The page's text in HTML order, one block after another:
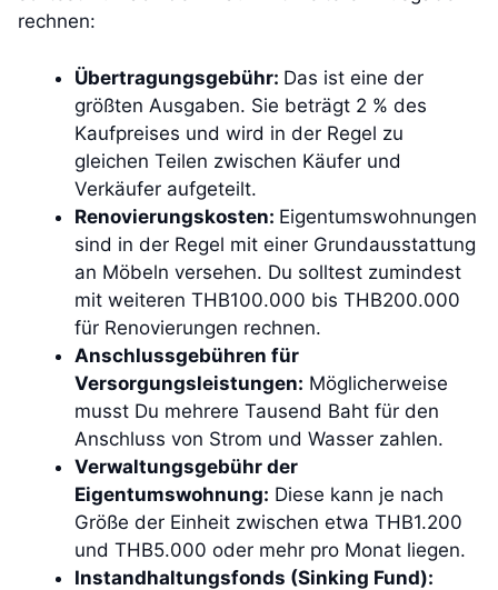
rechnen:
Übertragungsgebühr: Das ist eine der
größten Ausgaben. Sie beträgt 2 % des
Kaufpreises und wird in der Regel zu
gleichen Teilen zwischen Käufer und
Verkäufer aufgeteilt.
Renovierungskosten: Eigentumswohnungen
sind in der Regel mit einer Grundausstattung
an Möbeln versehen. Du solltest zumindest
mit weiteren THB100.000 bis THB200.000
für Renovierungen rechnen.
Anschlussgebühren für
Versorgungsleistungen: Möglicherweise
musst Du mehrere Tausend Baht für den
Anschluss von Strom und Wasser zahlen.
Verwaltungsgebühr der
Eigentumswohnung: Diese kann je nach
Größe der Einheit zwischen etwa THB1.200
und THB5.000 oder mehr pro Monat liegen.
Instandhaltungsfonds (Sinking Fund):